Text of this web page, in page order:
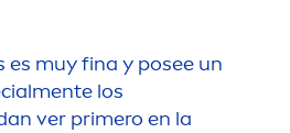
es muy fina y posee un
mente los
ver primero en la